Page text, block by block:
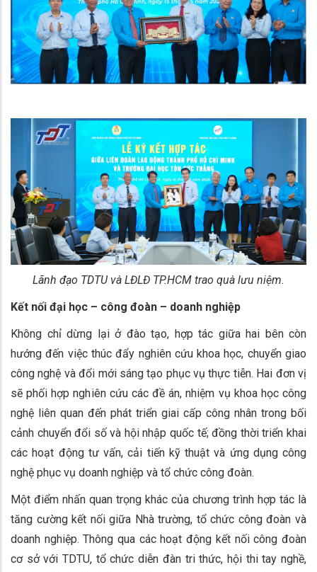
Lãnh đạo TDTU và LĐLĐ TP.HCM trao quà lưu niệm.
Kết nối đại học – công đoàn – doanh nghiệp
Không chỉ dừng lại ở đào tạo, hợp tác giữa hai bên còn
hướng đến việc thúc đẩy nghiên cứu khoa học, chuyển giao
công nghệ và đổi mới sáng tạo phục vụ thực tiễn. Hai đơn vị
sẽ phối hợp nghiên cứu các đề án, nhiệm vụ khoa học công
nghệ liên quan đến phát triển giai cấp công nhân trong bối
cảnh chuyển đổi số và hội nhập quốc tế; đồng thời triển khai
các hoạt động tư vấn, cải tiến kỹ thuật và ứng dụng công
nghệ phục vụ doanh nghiệp và tổ chức công đoàn.
Một điểm nhấn quan trọng khác của chương trình hợp tác là
tăng cường kết nối giữa Nhà trường, tổ chức công đoàn và
doanh nghiệp. Thông qua các hoạt động kết nối công đoàn
cơ sở với TDTU, tổ chức diễn đàn tri thức, hội thi tay nghề,